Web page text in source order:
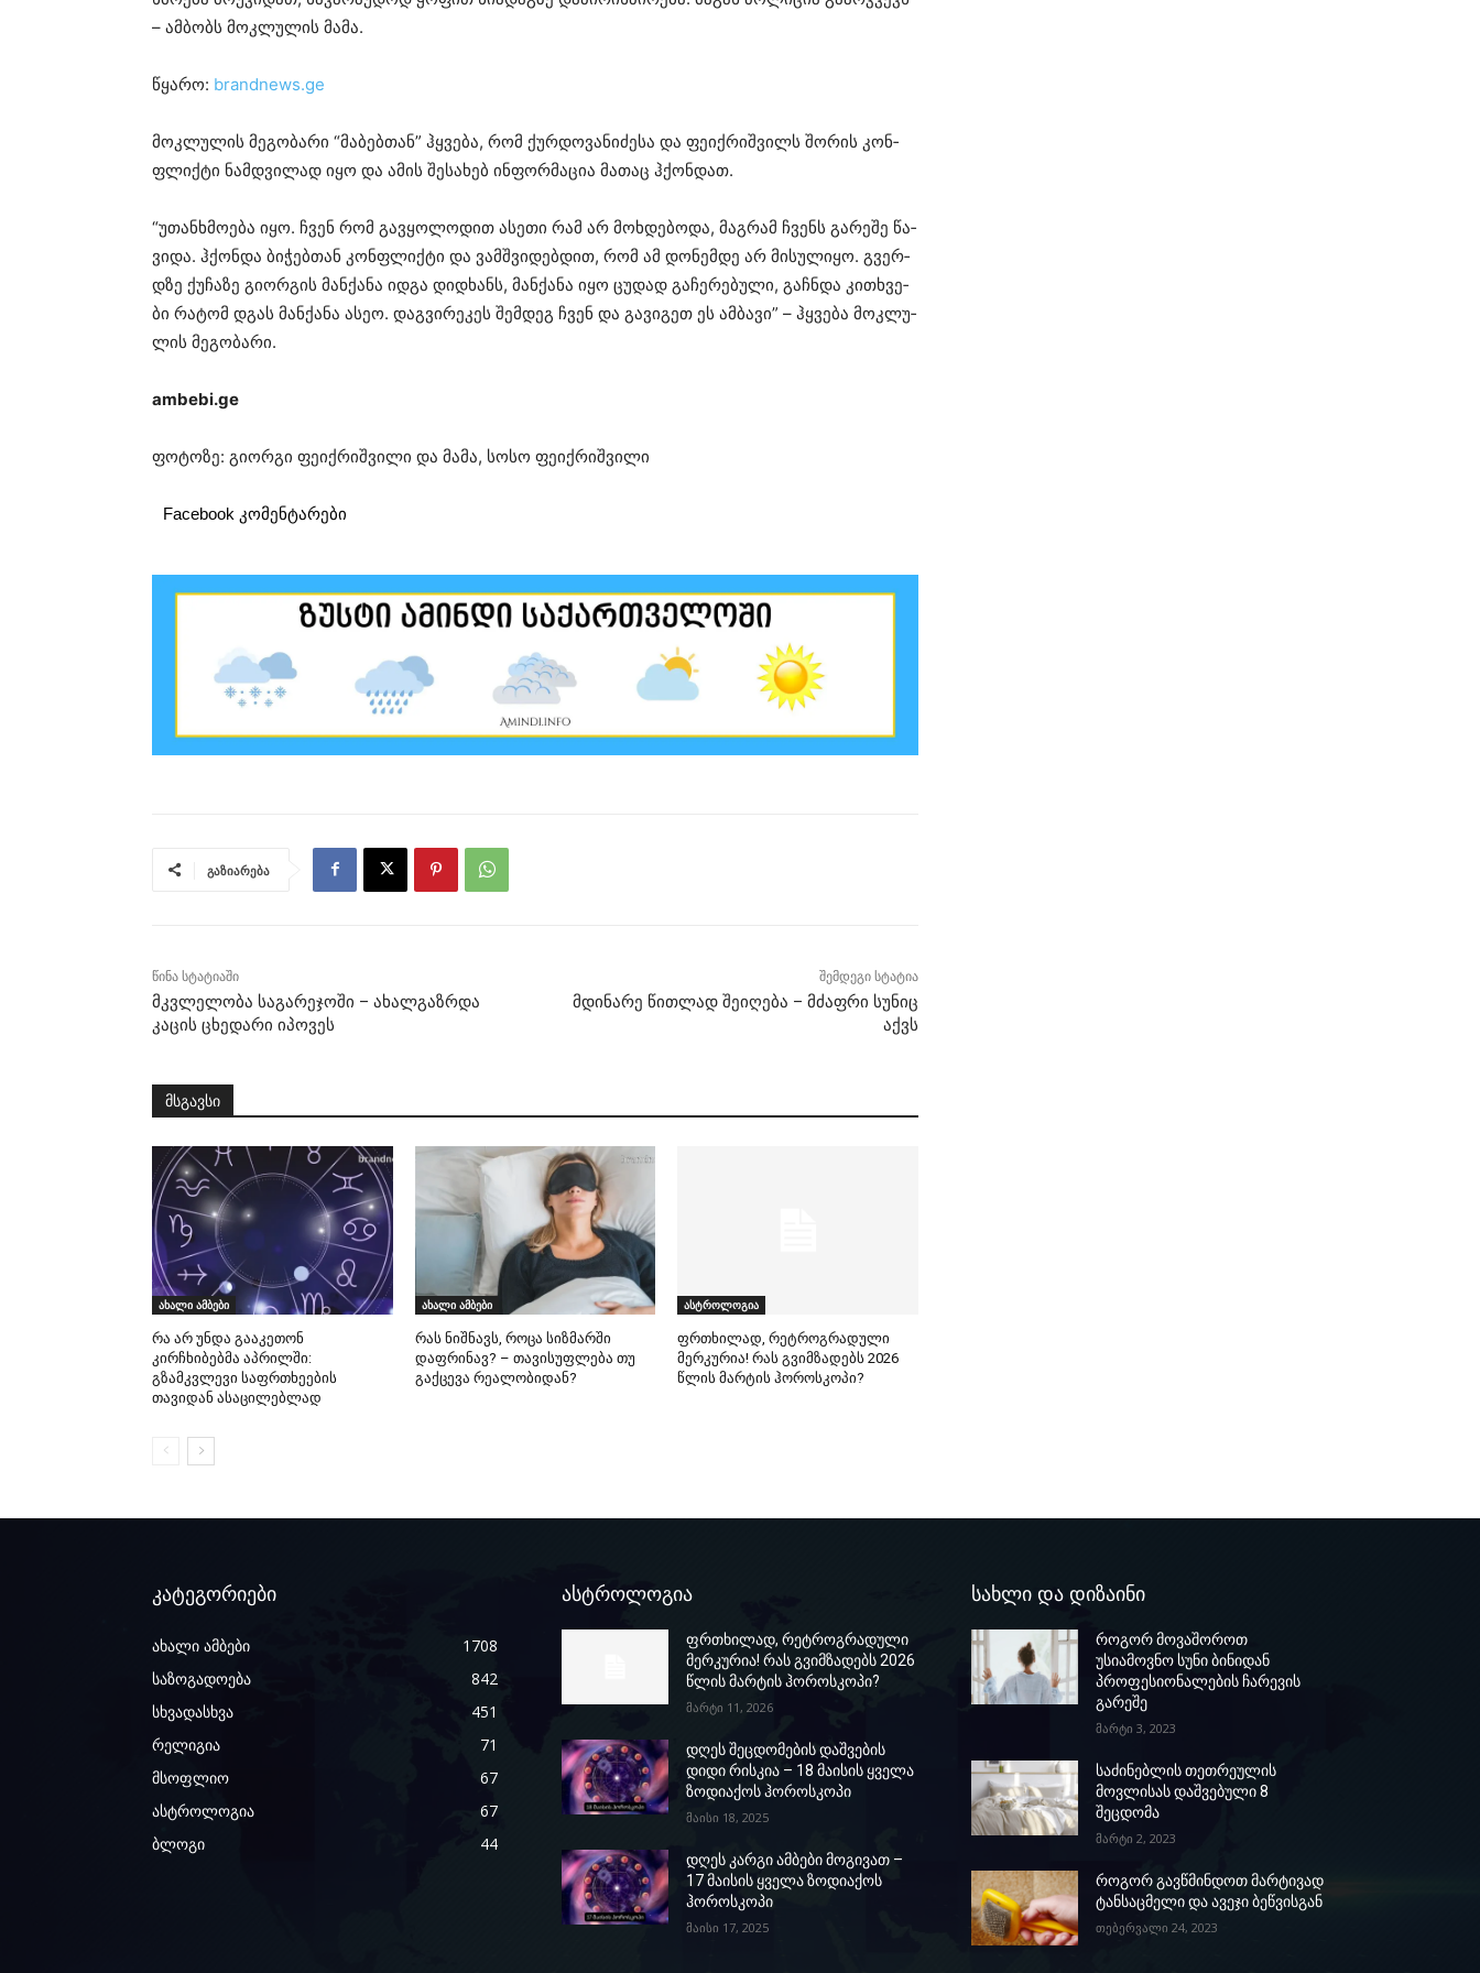
– ამ­ბობს მოკ­ლუ­ლის მამა.
წყარო: brandnews.ge
მოკ­ლუ­ლის მე­გო­ბა­რი “მაბებთან” ჰყვე­ბა, რომ ქურ­დო­ვა­ნი­ძე­სა და ფე­იქ­რიშ­ვილს შო­რის კონ­
ფლიქ­ტი ნამ­დვი­ლად იყო და ამის შე­სა­ხებ ინ­ფორ­მა­ცია მა­თაც ჰქონ­დათ.
“უთან­ხმო­ე­ბა იყო. ჩვენ რომ გავ­ყო­ლო­დით ასე­თი რამ არ მოხ­დე­ბო­და, მაგ­რამ ჩვენს გა­რე­შე წა­
ვი­და. ჰქონ­და ბი­ჭებ­თან კონ­ფლიქ­ტი და ვამ­შვი­დებ­დით, რომ ამ დო­ნემ­დე არ მი­სუ­ლი­ყო. გვერ­
დზე ქუ­ჩა­ზე გი­ორ­გის მან­ქა­ნა იდგა დიდ­ხანს, მან­ქა­ნა იყო ცუ­დად გა­ჩე­რე­ბუ­ლი, გაჩ­ნდა კი­თხვე­
ბი რა­ტომ დგას მან­ქა­ნა ასეო. დაგ­ვი­რე­კეს შემ­დეგ ჩვენ და გა­ვი­გეთ ეს ამ­ბა­ვი” – ჰყვე­ბა მოკ­ლუ­
ლის მე­გო­ბა­რი.
ambebi.ge
ფო­ტო­ზე: გი­ორ­გი ფე­იქ­რიშ­ვი­ლი და მამა, სოსო ფე­იქ­რიშ­ვი­ლი
Facebook კომენტარები
გაზიარება
წინა სტატიაში
მკვლელობა საგარეჯოში – ახალგაზრდა
კაცის ცხედარი იპოვეს
შემდეგი სტატია
მდინარე წითლად შეიღება – მძაფრი სუნიც
აქვს
მსგავსი
ახალი ამბები
რა არ უნდა გააკეთონ
კირჩხიბებმა აპრილში:
გზამკვლევი საფრთხეების
თავიდან ასაცილებლად
ახალი ამბები
რას ნიშნავს, როცა სიზმარში
დაფრინავ? – თავისუფლება თუ
გაქცევა რეალობიდან?
ასტროლოგია
ფრთხილად, რეტროგრადული
მერკურია! რას გვიმზადებს 2026
წლის მარტის ჰოროსკოპი?
კატეგორიები
ახალი ამბები
1708
საზოგადოება
842
სხვადასხვა
451
რელიგია
71
მსოფლიო
67
ასტროლოგია
67
ბლოგი
44
ასტროლოგია
ფრთხილად, რეტროგრადული
მერკურია! რას გვიმზადებს 2026
წლის მარტის ჰოროსკოპი?
მარტი 11, 2026
დღეს შეცდომების დაშვების
დიდი რისკია – 18 მაისის ყველა
ზოდიაქოს ჰოროსკოპი
მაისი 18, 2025
დღეს კარგი ამბები მოგივათ –
17 მაისის ყველა ზოდიაქოს
ჰოროსკოპი
მაისი 17, 2025
სახლი და დიზაინი
როგორ მოვაშოროთ
უსიამოვნო სუნი ბინიდან
პროფესიონალების ჩარევის
გარეშე
მარტი 3, 2023
საძინებლის თეთრეულის
მოვლისას დაშვებული 8
შეცდომა
მარტი 2, 2023
როგორ გავწმინდოთ მარტივად
ტანსაცმელი და ავეჯი ბეწვისგან
თებერვალი 24, 2023